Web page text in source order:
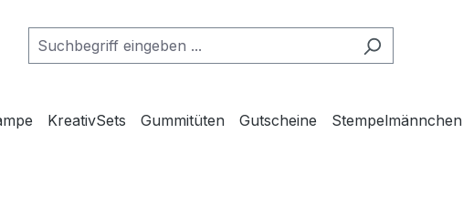
KreativSets Gummitüten Gutscheine Stempelmännchen